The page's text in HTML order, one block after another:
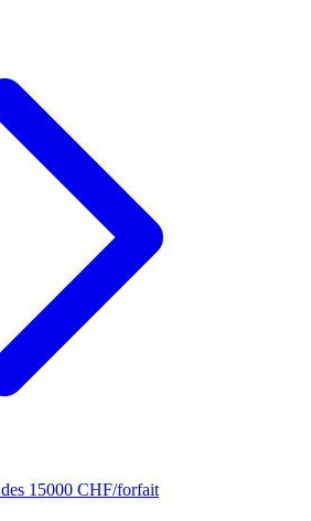
des 15000 CHF/forfait